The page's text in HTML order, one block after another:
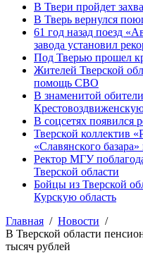
В Твери пройдет
В Тверь вернулся
61 год назад поезд
завода установил
Под Тверью прошел
Жителей Тверской
помощь СВО
В знаменитой
В соцсетях появился
Тверской коллектив
«Славянского
Ректор МГУ
Тверской области
Бойцы из Тверской
Курскую область
Главная
Новости
В Тверской области
тысяч рублей